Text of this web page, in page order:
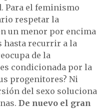
Para el feminismo
respetar la
un menor por encima
hasta recurrir a la
de la
condicionada por la
progenitores? Ni
del sexo soluciona
De nuevo el gran